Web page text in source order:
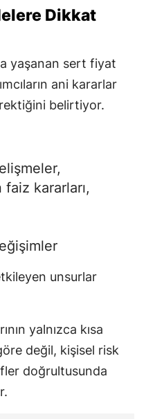
Dikkat
yaşanan sert fiyat
ani kararlar
belirtiyor.
faiz kararları,
unsurlar
yalnızca kısa
değil, kişisel risk
doğrultusunda